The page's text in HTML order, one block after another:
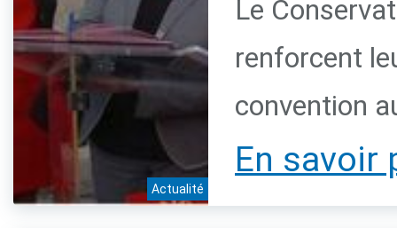
Actualité
Le
renforcent
convention
En savoir